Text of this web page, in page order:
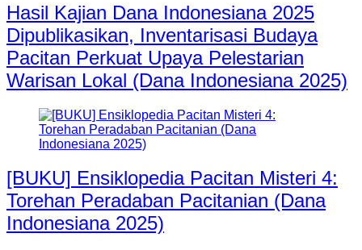
Hasil Kajian Dana Indonesiana 2025
Dipublikasikan, Inventarisasi Budaya
Pacitan Perkuat Upaya Pelestarian
Warisan Lokal (Dana Indonesiana 2025)
[BUKU] Ensiklopedia Pacitan Misteri 4:
Torehan Peradaban Pacitanian (Dana
Indonesiana 2025)